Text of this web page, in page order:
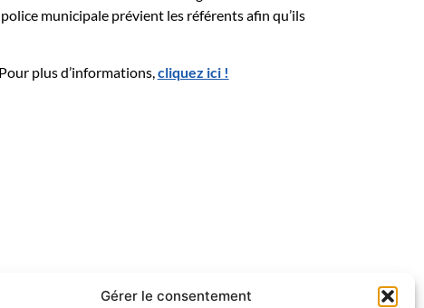
Gérer le consentement
municipale prévient les référents afin qu’ils
plus d’informations, cliquez ici !